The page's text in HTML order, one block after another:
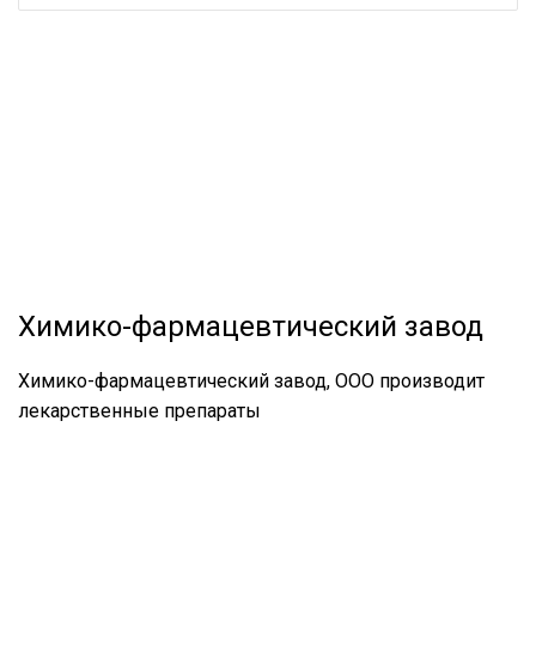
Химико-фармацевтический завод
Химико-фармацевтический завод, ООО производит
лекарственные препараты